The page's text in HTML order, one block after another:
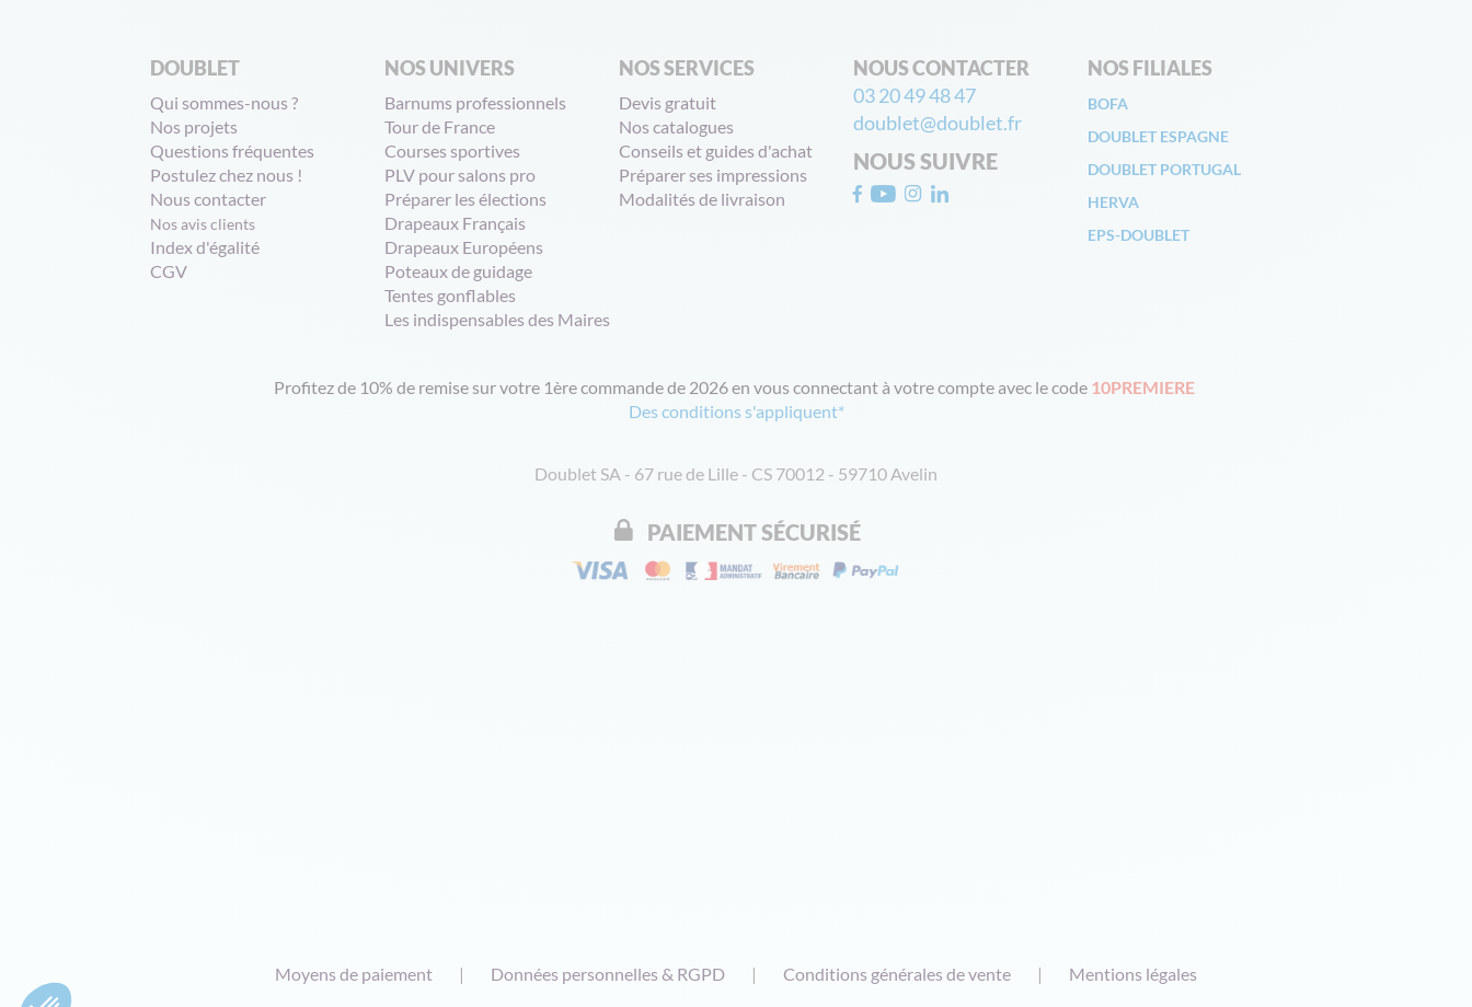
DOUBLET
Qui sommes-nous ?
Nos projets
Questions fréquentes
Postulez chez nous !
Nous contacter
Nos avis clients
Index d'égalité
CGV
NOS UNIVERS
Barnums professionnels
Tour de France
Courses sportives
PLV pour salons pro
Préparer les élections
Drapeaux Français
Drapeaux Européens
Poteaux de guidage
Tentes gonflables
Les indispensables des Maires
NOS SERVICES
Devis gratuit
Nos catalogues
Conseils et guides d'achat
Préparer ses impressions
Modalités de livraison
NOUS CONTACTER
03 20 49 48 47
doublet@doublet.fr
NOUS SUIVRE
NOS FILIALES
BOFA
DOUBLET ESPAGNE
DOUBLET PORTUGAL
HERVA
EPS-DOUBLET
Profitez de 10% de remise sur votre 1ère commande de 2026 en vous connectant à votre compte avec le code 10PREMIERE
Des conditions s'appliquent*
Doublet SA - 67 rue de Lille - CS 70012 - 59710 Avelin
PAIEMENT SÉCURISÉ
Moyens de paiement Données personnelles & RGPD Conditions générales de vente Mentions légales